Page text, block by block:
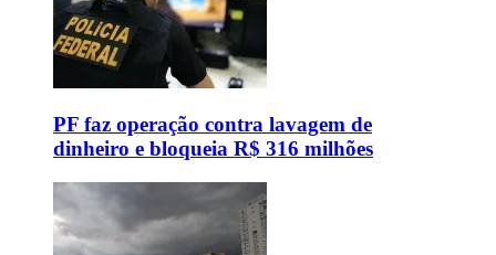
PF faz operação contra lavagem de
dinheiro e bloqueia R$ 316 milhões